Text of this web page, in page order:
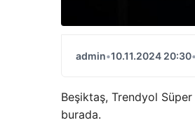
admin•10.11.2024 20:30•
Beşiktaş, Trendyol
burada.